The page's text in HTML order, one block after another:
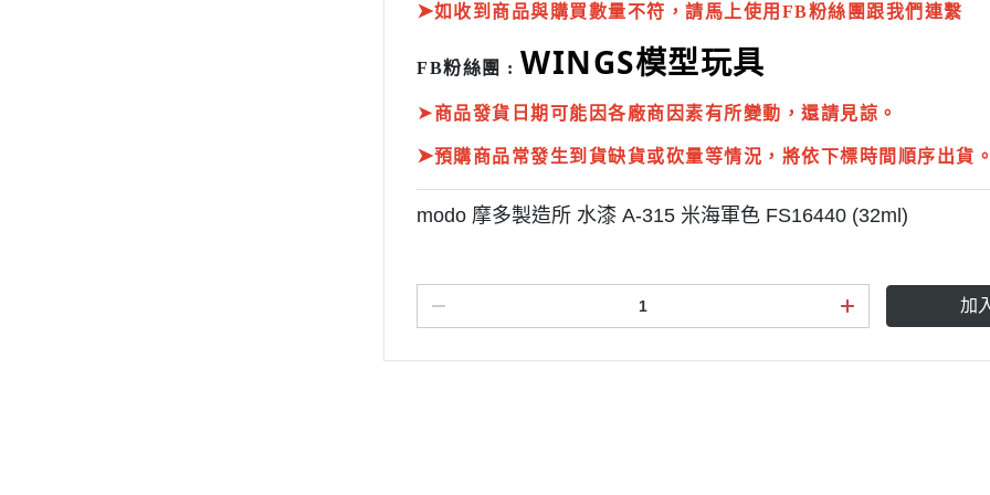
➤如收到商品與購買數量不符，請馬上使用FB粉絲團跟我們連繫
FB粉絲團 : WINGS模型玩具
➤商品發貨日期可能因各廠商因素有所變動，還請見諒。
➤預購商品常發生到貨缺貨或砍量等情況，將依下標時間順序出貨
modo 摩多製造所 水漆 A-315 米海軍色 FS16440 (32ml)
加